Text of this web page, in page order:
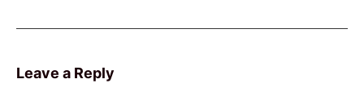
Leave a Reply